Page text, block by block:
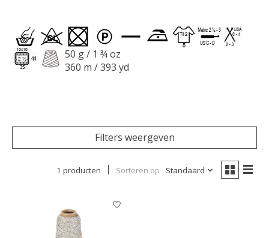
50 g / 1 ¾ oz
360 m / 393 yd
Filters weergeven
1 producten Sorteren op Standaard